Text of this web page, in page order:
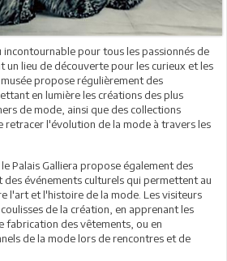
incontournable pour tous les passionnés de
un lieu de découverte pour les curieux et les
propose régulièrement des
en lumière les créations des plus
de mode, ainsi que des collections
l'évolution de la mode à travers les
Palais Galliera propose également des
des événements culturels qui permettent au
l'art et l'histoire de la mode. Les visiteurs
de la création, en apprenant les
fabrication des vêtements, ou en
de la mode lors de rencontres et de